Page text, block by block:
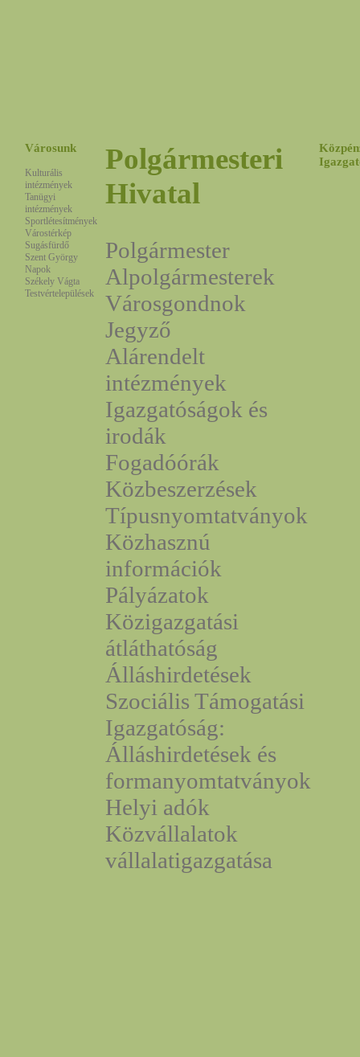
Városunk
Kulturális
intézmények
Tanügyi
intézmények
Sportlétesítmények
Várostérkép
Sugásfürdő
Szent György
Napok
Székely Vágta
Testvértelepülések
Polgármesteri
Hivatal
Polgármester
Alpolgármesterek
Városgondnok
Jegyző
Alárendelt
intézmények
Igazgatóságok és
irodák
Fogadóórák
Közbeszerzések
Típusnyomtatványok
Közhasznú
információk
Pályázatok
Közigazgatási
átláthatóság
Álláshirdetések
Szociális Támogatási
Igazgatóság:
Álláshirdetések és
formanyomtatványok
Helyi adók
Közvállalatok
vállalatigazgatása